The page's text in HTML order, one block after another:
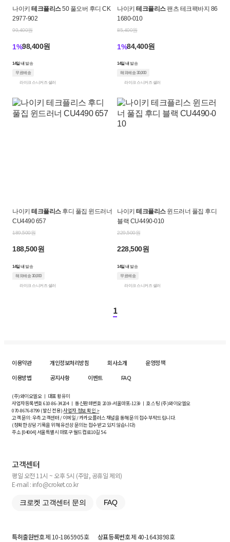
나이키테크플리스50 풀오버 후디 CK
2977-902
99,400원
1%98,400원
14일 내 발송
무료배송
라이크 스니커즈 셀러
나이키테크플리스팬츠 테크팩바지 86
1680-010
85,400원
1%84,400원
14일 내 발송
해외배송 30,000
라이크 스니커즈 셀러
나이키테크플리스후디 풀집 윈드러너
CU4490 657
189,500원
188,500원
14일 내 발송
해외배송 30,000
라이크 스니커즈 셀러
나이키테크플리스윈드러너 풀집 후디
블랙 CU4490-010
229,500원
228,500원
14일 내 발송
무료배송
라이크 스니커즈 셀러
1
이용약관 개인정보처리방침 회사소개
운영정책
이용방법
공지사항 이벤트 FAQ
(주)와이오엘오 ㅣ 대표 황유미
사업자등록번호610-86-34204ㅣ 통신판매번호 2019-서울마포-1239 ㅣ 호스팅 (주)와이오엘오
070-8676-8799 (발신 전용)사업자 정보 확인 >
고객 문의: 우측 고객센터 / 이메일 / 카카오플러스 채널을 통해 문의 접수 부탁드립니다.
(정확한 상담 기록을 위해 유선상 문의는 접수받고 있지 않습니다)
주소 [04004] 서울특별시 마포구 월드컵로10길5-6
고객센터
평일 오전 11시 ~ 오후 5시 (주말, 공휴일 제외)
E-mail : info@croket.co.kr
크로켓 고객센터 문의 FAQ
특허출원번호제 10-1865905호 상표등록번호제 40-1643898호